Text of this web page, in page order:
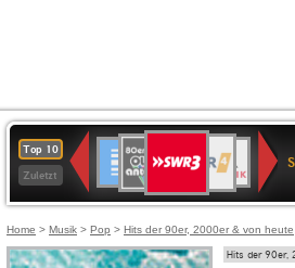
Top 10
Zuletzt
Deutschlandfunk
80er
90er
OLDIE
ANTENNE
4
KLASSIK
SWR
Kultur
NDR
2
Home > Musik > Pop > Hits der 90er, 2000er & von heute
Hits der 90er,